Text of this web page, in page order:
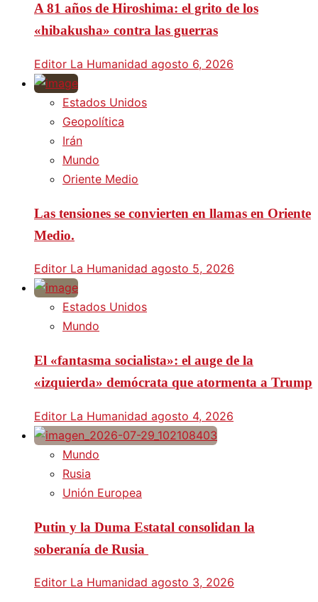
A 81 años de Hiroshima: el grito de los
«hibakusha» contra las guerras
Editor La Humanidad agosto 6, 2026
Estados Unidos
Geopolítica
Irán
Mundo
Oriente Medio
Las tensiones se convierten en llamas en Oriente
Medio.
Editor La Humanidad agosto 5, 2026
Estados Unidos
Mundo
El «fantasma socialista»: el auge de la
«izquierda» demócrata que atormenta a Trump
Editor La Humanidad agosto 4, 2026
Mundo
Rusia
Unión Europea
Putin y la Duma Estatal consolidan la
soberanía de Rusia
Editor La Humanidad agosto 3, 2026